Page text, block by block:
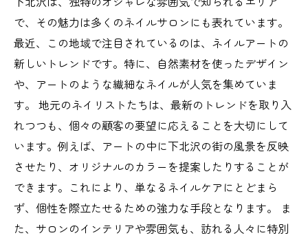
で、その魅力は多くのネイルサロンにも表れています。
最近、この地域で注目されているのは、ネイルアートの
新しいトレンドです。特に、自然素材を使ったデザイン
や、アートのような繊細なネイルが人気を集めていま
す。 地元のネイリストたちは、最新のトレンドを取り入
れつつも、個々の顧客の要望に応えることを大切にして
います。例えば、アートの中に下北沢の街の風景を反映
させたり、オリジナルのカラーを提案したりすることが
できます。これにより、単なるネイルケアにとどまら
ず、個性を際立たせるための強力な手段となります。 ま
た、サロンのインテリアや雰囲気も、訪れる人々に特別